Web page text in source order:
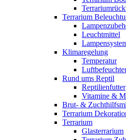
Terrarium
Leuchtmittel
Klimaregelung
Temperatur
Rund ums Reptil
Reptilienfutter
Vitamine &
Brut- &
Terrarium
Terrarium
Glasterrarium